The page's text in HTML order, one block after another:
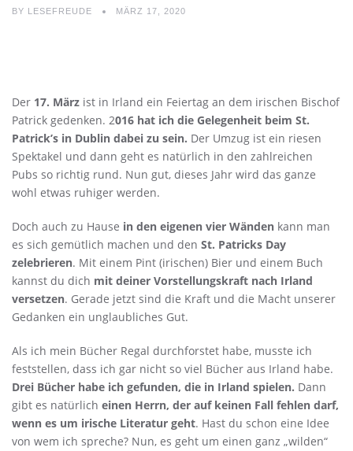
BY LESEFREUDE MÄRZ 17, 2020
Der 17. März ist in Irland ein Feiertag an dem irischen Bischof
Patrick gedenken. 2016 hat ich die Gelegenheit beim St.
Patrick’s in Dublin dabei zu sein. Der Umzug ist ein riesen
Spektakel und dann geht es natürlich in den zahlreichen
Pubs so richtig rund. Nun gut, dieses Jahr wird das ganze
wohl etwas ruhiger werden.
Doch auch zu Hause in den eigenen vier Wänden kann man
es sich gemütlich machen und den St. Patricks Day
zelebrieren. Mit einem Pint (irischen) Bier und einem Buch
kannst du dich mit deiner Vorstellungskraft nach Irland
versetzen. Gerade jetzt sind die Kraft und die Macht unserer
Gedanken ein unglaubliches Gut.
Als ich mein Bücher Regal durchforstet habe, musste ich
feststellen, dass ich gar nicht so viel Bücher aus Irland habe.
Drei Bücher habe ich gefunden, die in Irland spielen. Dann
gibt es natürlich einen Herrn, der auf keinen Fall fehlen darf,
wenn es um irische Literatur geht. Hast du schon eine Idee
von wem ich spreche? Nun, es geht um einen ganz „wilden“